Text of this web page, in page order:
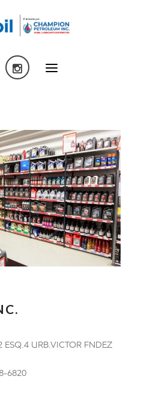
ESQ.4 URB.VICTOR FNDEZ
6820